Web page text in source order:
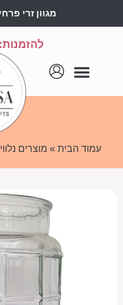
מגוון זרי
להזמנות: 050-
עמוד הבית » מוצרים